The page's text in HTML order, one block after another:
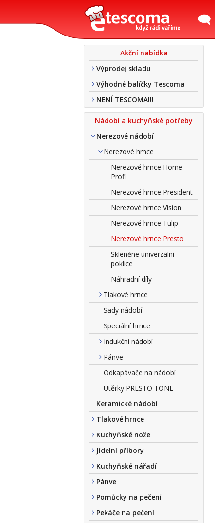
Akční nabídka
Výprodej skladu
Výhodné balíčky Tescoma
NENÍ TESCOMA!!!
Nádobí a kuchyňské potřeby
Nerezové nádobí
Nerezové hrnce
Nerezové hrnce Home
Profi
Nerezové hrnce President
Nerezové hrnce Vision
Nerezové hrnce Tulip
Nerezové hrnce Presto
Skleněné univerzální
poklice
Náhradní díly
Tlakové hrnce
Sady nádobí
Speciální hrnce
Indukční nádobí
Pánve
Odkapávače na nádobí
Utěrky PRESTO TONE
Keramické nádobí
Tlakové hrnce
Kuchyňské nože
Jídelní příbory
Kuchyňské nářadí
Pánve
Pomůcky na pečení
Pekáče na pečení